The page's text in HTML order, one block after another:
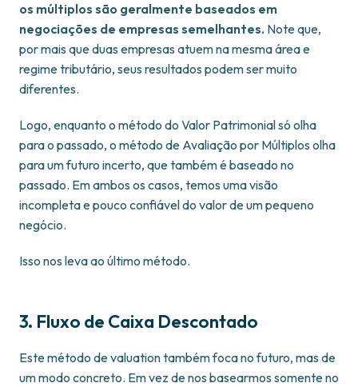
os múltiplos são geralmente baseados em
negociações de empresas semelhantes. Note que,
por mais que duas empresas atuem na mesma área e
regime tributário, seus resultados podem ser muito
diferentes.
Logo, enquanto o método do Valor Patrimonial só olha
para o passado, o método de Avaliação por Múltiplos olha
para um futuro incerto, que também é baseado no
passado. Em ambos os casos, temos uma visão
incompleta e pouco confiável do valor de um pequeno
negócio.
Isso nos leva ao último método.
3. Fluxo de Caixa Descontado
Este método de valuation também foca no futuro, mas de
um modo concreto. Em vez de nos basearmos somente no